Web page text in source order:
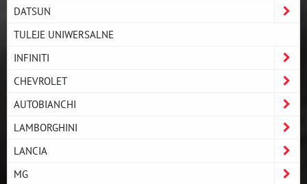
DATSUN
TULEJE UNIWERSALNE
INFINITI
CHEVROLET
AUTOBIANCHI
LAMBORGHINI
LANCIA
MG